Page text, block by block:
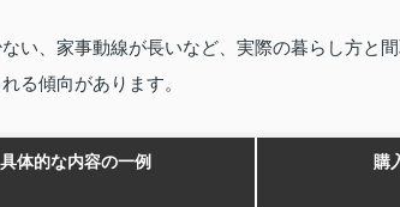
い、家事動線が長いなど、実際の暮らし方と
る傾向があります。
具体的な内容の一例 購